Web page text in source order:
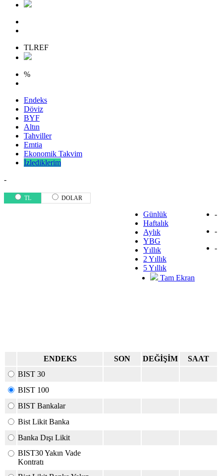
TLREF
%
Endeks
Döviz
BYF
Altın
Tahviller
Emtia
Ekonomik Takvim
İzlediklerim
-
TL DOLAR
-
-
-
Günlük
Haftalık
Aylık
YBG
Yıllık
2 Yıllık
5 Yıllık
Tam Ekran
ENDEKS SON DEĞİŞİM
SAAT
BIST 30
BIST 100
BIST Bankalar
Bist Likit Banka
Banka Dışı Likit
BIST30 Yakın Vade
Kontratı